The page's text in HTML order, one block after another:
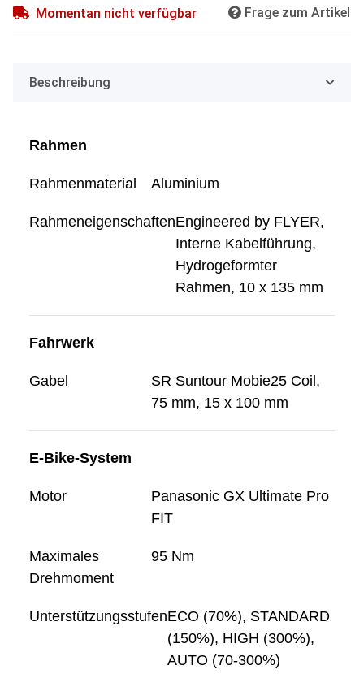
Momentan nicht verfügbar Frage zum Artikel
Beschreibung
Rahmen
Rahmenmaterial Aluminium
RahmeneigenschaftenEngineered by FLYER,
Interne Kabelführung,
Hydrogeformter
Rahmen, 10 x 135 mm
Fahrwerk
Gabel
SR Suntour Mobie25 Coil,
75 mm, 15 x 100 mm
E-Bike-System
Motor
Panasonic GX Ultimate Pro
FIT
Maximales
Drehmoment
95 Nm
UnterstützungsstufenECO (70%), STANDARD
(150%), HIGH (300%),
AUTO (70-300%)